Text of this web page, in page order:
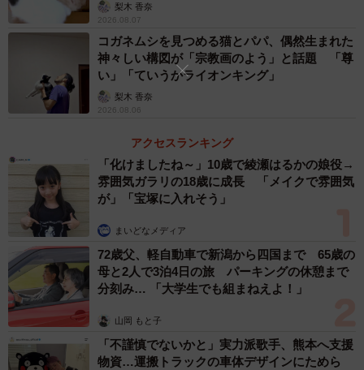
2/11
黒猫、クロくんが泡を吹いていた原因はなんと「カメムシ」（画像提
供：黒猫クロさん @touzainosaito3）
勢済みの完全なる室内飼い、という筋金入りの箱入り息
子。しかし実は子猫時代、運動能力の高さが災いとなり、
思いも寄らない状況で失踪。 NNN（ネコネコネットワー
ク）のおかげで無事に帰宅出来た
した。そのため飼い主さんは厳重な脱走防止対策はもちろ
ん、クロくんが誤飲や怪我をしないよう、常に細心の注意
を払っていたそうです。
梨木 香奈
2026.08.07
コガネムシを見つめる猫とパパ、偶然生まれた
神々しい構図が「宗教画のよう」と話題 「尊
い」「ていうかライオンキング」
梨木 香奈
2026.08.06
アクセスランキング
「化けましたね～」10歳で綾瀬はるかの娘役→
雰囲気ガラリの18歳に成長 「メイクで雰囲気
が」「宝塚に入れそう」
まいどなメディア
72歳父、軽自動車で新潟から四国まで 65歳の
母と2人で3泊4日の旅 パーキングの休憩まで
分刻み… 「大学生でも組まねえよ！」
山岡 もと子
「不謹慎でないかと」実力派歌手、熊本へ支援
物資…運搬トラックの車体デザインにためら